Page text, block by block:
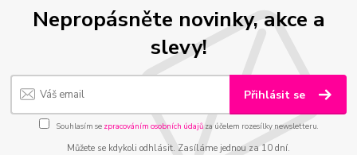
Nepropásněte novinky, akce a
slevy!
Přihlásit se
Souhlasím se zpracováním osobních údajůza účelem rozesílky newsletteru.
Můžete se kdykoli odhlásit. Zasíláme jednou za 10 dní.